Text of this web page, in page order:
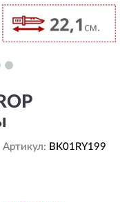
Артикул: BK01RY199